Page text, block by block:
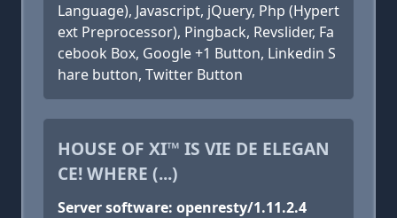
Language), Javascript, jQuery, Php (Hypert
ext Preprocessor), Pingback, Revslider, Fa
cebook Box, Google +1 Button, Linkedin S
hare button, Twitter Button
HOUSE OF XI™ IS VIE DE ELEGAN
CE! WHERE (...)
Server software: openresty/1.11.2.4